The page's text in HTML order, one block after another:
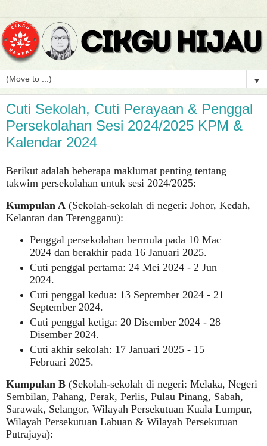
▼
Cuti Sekolah, Cuti Perayaan & Penggal
Persekolahan Sesi 2024/2025 KPM &
Kalendar 2024
Berikut adalah beberapa maklumat penting tentang
takwim persekolahan untuk sesi 2024/2025:
Kumpulan A (Sekolah-sekolah di negeri: Johor, Kedah,
Kelantan dan Terengganu):
Penggal persekolahan bermula pada 10 Mac
2024 dan berakhir pada 16 Januari 2025.
Cuti penggal pertama: 24 Mei 2024 - 2 Jun
2024.
Cuti penggal kedua: 13 September 2024 - 21
September 2024.
Cuti penggal ketiga: 20 Disember 2024 - 28
Disember 2024.
Cuti akhir sekolah: 17 Januari 2025 - 15
Februari 2025.
Kumpulan B (Sekolah-sekolah di negeri: Melaka, Negeri
Sembilan, Pahang, Perak, Perlis, Pulau Pinang, Sabah,
Sarawak, Selangor, Wilayah Persekutuan Kuala Lumpur,
Wilayah Persekutuan Labuan & Wilayah Persekutuan
Putrajaya):